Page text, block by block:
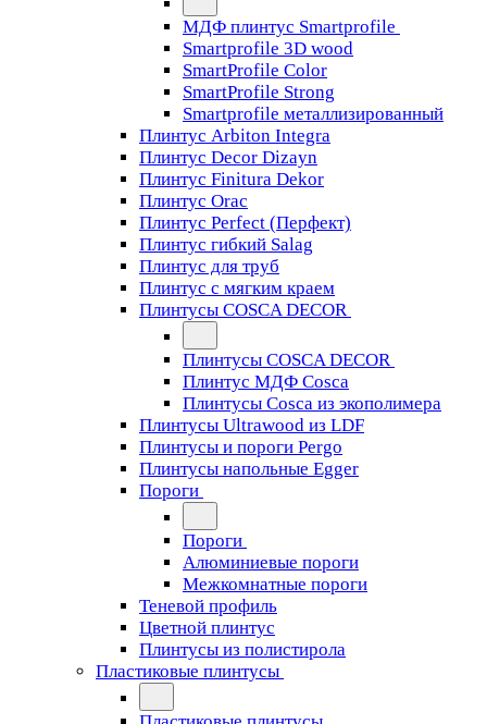
МДФ плинтус Smartprofile
Smartprofile 3D wood
SmartProfile Color
SmartProfile Strong
Smartprofile металлизированный
Плинтус Arbiton Integra
Плинтус Decor Dizayn
Плинтус Finitura Dekor
Плинтус Orac
Плинтус Perfect (Перфект)
Плинтус гибкий Salag
Плинтус для труб
Плинтус с мягким краем
Плинтусы COSCA DECOR
Плинтусы COSCA DECOR
Плинтус МДФ Cosca
Плинтусы Cosca из экополимера
Плинтусы Ultrawood из LDF
Плинтусы и пороги Pergo
Плинтусы напольные Egger
Пороги
Пороги
Алюминиевые пороги
Межкомнатные пороги
Теневой профиль
Цветной плинтус
Плинтусы из полистирола
Пластиковые плинтусы